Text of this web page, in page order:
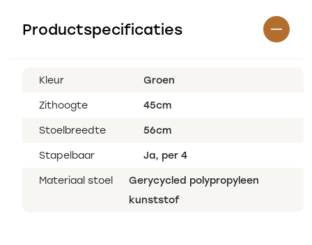
Productspecificaties
Kleur
Groen
Zithoogte
45cm
Stoelbreedte
56cm
Stapelbaar
Ja, per 4
Materiaal stoel
Gerycycled polypropyleen
kunststof